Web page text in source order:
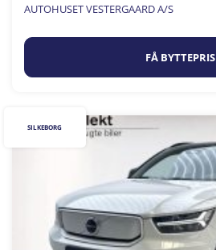
AUTOHUSET VESTERGAARD A/S
FÅ BYTTEPRIS
SILKEBORG